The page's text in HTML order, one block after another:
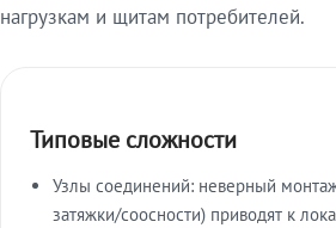
нагрузкам и щитам потребителей.
Типовые сложности
Узлы соединений: неверный
затяжки/соосности) приводят к